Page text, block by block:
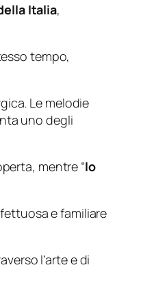
Italia,
tempo,
Le melodie
uno degli
mentre “Io
e familiare
l’arte e di